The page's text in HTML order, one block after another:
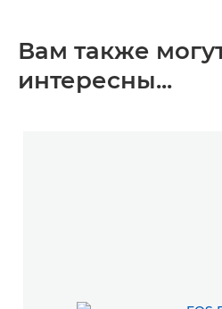
Вам также
интересны...